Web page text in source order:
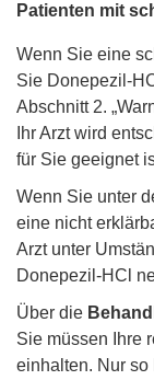
Patienten mit
Wenn Sie eine
Sie Donepezil-
Abschnitt 2.
Ihr Arzt wird
für Sie geeignet
Wenn Sie unter
eine nicht
Arzt unter
Donepezil-HCl
Über die
Sie müssen Ihre
einhalten. Nur so